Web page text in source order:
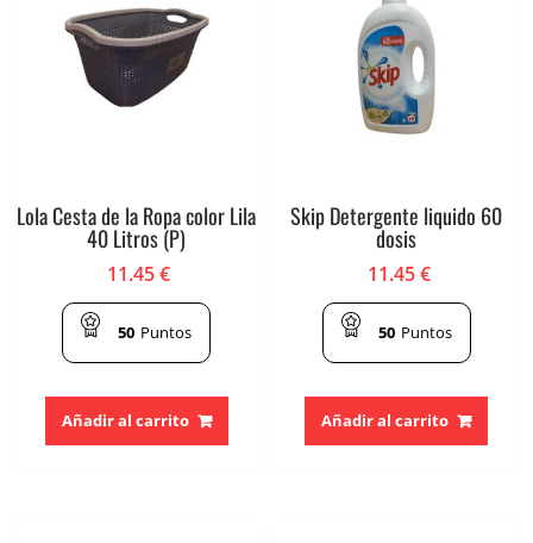
Lola Cesta de la Ropa color Lila
40 Litros (P)
11.45€
50 Puntos
Añadir al carrito
Skip Detergente liquido 60
dosis
11.45€
50 Puntos
Añadir al carrito